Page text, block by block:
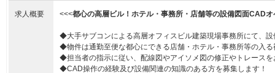
求人概要 <<<都心の高層ビル！ホテル・事務所・店舗等の設備図面CAD
◆大手サブコンによる高層オフィスビル建築現場事務所にて、
◆物件は通勤至便な都心にできる店舗・ホテル・事務所等の入
◆担当者の指示に従い、配線図やアイソメ図の修正やトレース
◆CAD操作の経験及び設備関連の知識のある方を募集します！